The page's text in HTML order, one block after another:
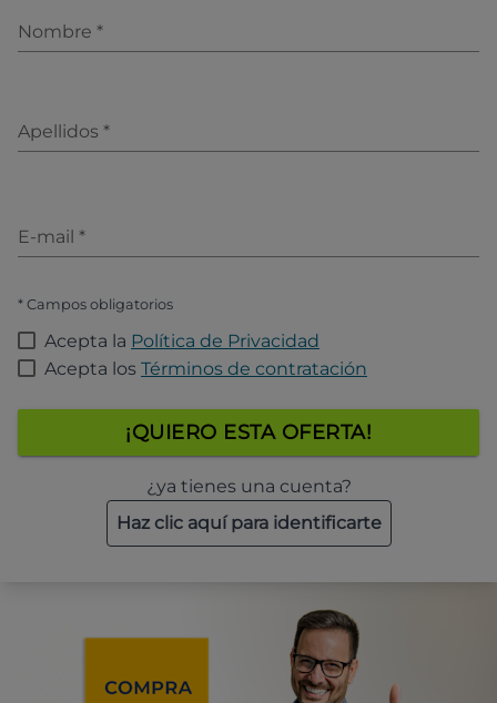
Nombre *
Apellidos *
E-mail *
* Campos obligatorios
Acepta la Política de Privacidad
Acepta los Términos de contratación
¡QUIERO ESTA OFERTA!
¿ya tienes una cuenta?
Haz clic aquí para identificarte